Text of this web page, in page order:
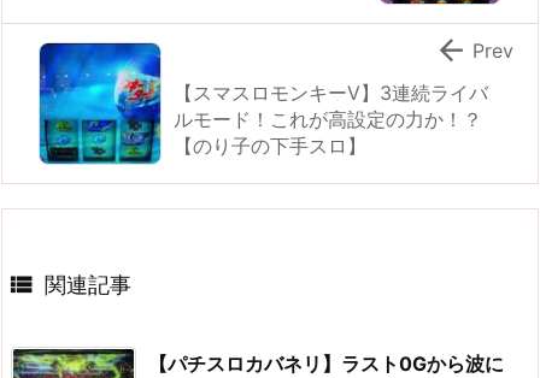
【スマスロモンキーV】3連続ライバ
ルモード！これが高設定の力か！？
【のり子の下手スロ】
 Prev
 関連記事
【パチスロカバネリ】ラスト0Gから波に